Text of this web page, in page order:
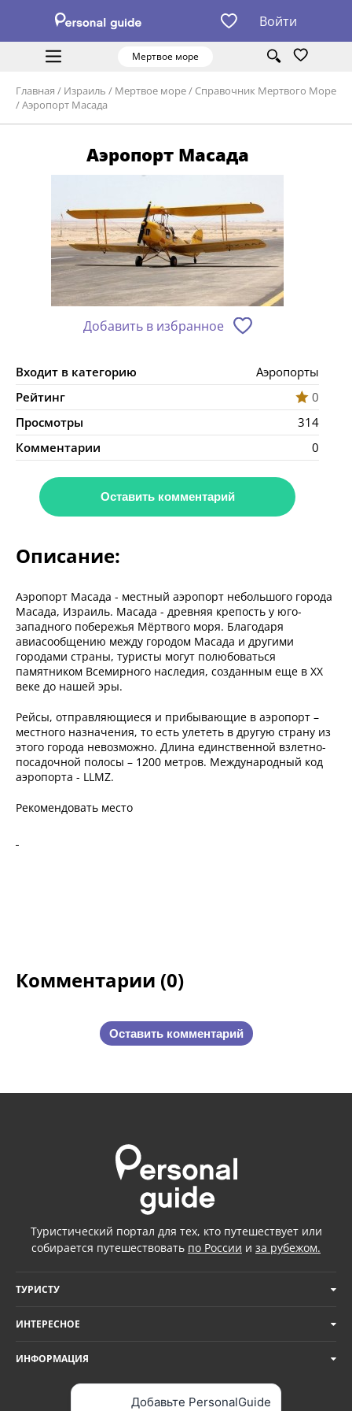
Войти
Мертвое море
Главная / Израиль / Мертвое море/ Справочник Мертвого Море
/Аэропорт Масада
Аэропорт Масада
Добавить в избранное
Входит в категорию
Аэропорты
Рейтинг
0
Просмотры
314
Комментарии
0
Оставить комментарий
Описание:
Аэропорт Масада - местный аэропорт небольшого города
Масада, Израиль. Масада - древняя крепость у юго-
западного побережья Мёртвого моря. Благодаря
авиасообщению между городом Масада и другими
городами страны, туристы могут полюбоваться
памятником Всемирного наследия, созданным еще в XX
веке до нашей эры.
Рейсы, отправляющиеся и прибывающие в аэропорт –
местного назначения, то есть улететь в другую страну из
этого города невозможно. Длина единственной взлетно-
посадочной полосы – 1200 метров. Международный код
аэропорта - LLMZ.
Рекомендовать место
Комментарии (0)
Оставить комментарий
Туристический портал для тех, кто путешествует или
собирается путешествовать по России и за рубежом.
ТУРИСТУ
ИНТЕРЕСНОЕ
ИНФОРМАЦИЯ
Добавьте PersonalGuide